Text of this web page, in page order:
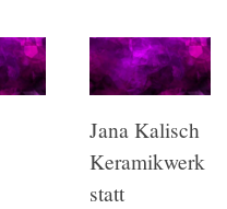
Jana Kalisch
Keramikwerk
statt